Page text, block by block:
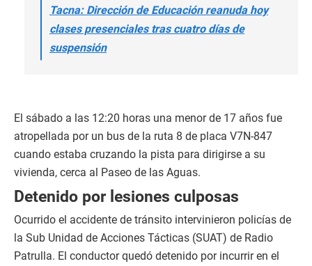
Tacna: Dirección de Educación reanuda hoy
clases presenciales tras cuatro días de
suspensión
El sábado a las 12:20 horas una menor de 17 años fue
atropellada por un bus de la ruta 8 de placa V7N-847
cuando estaba cruzando la pista para dirigirse a su
vivienda, cerca al Paseo de las Aguas.
Detenido por lesiones culposas
Ocurrido el accidente de tránsito intervinieron policías de
la Sub Unidad de Acciones Tácticas (SUAT) de Radio
Patrulla. El conductor quedó detenido por incurrir en el